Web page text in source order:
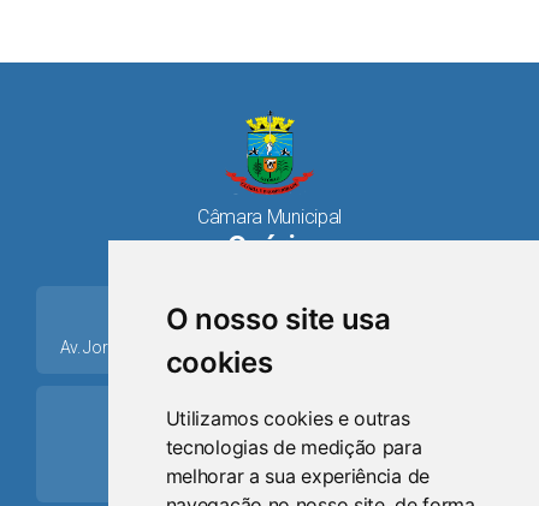
O nosso site usa
cookies
Utilizamos cookies e outras
tecnologias de medição para
melhorar a sua experiência de
Câmara Municipal
Osório
place
Av. Jorge Dariva, 1211, Centro CEP: 95520.000 - Osório/RS
ring_volume
Telefone
(51) 9 8024-0884